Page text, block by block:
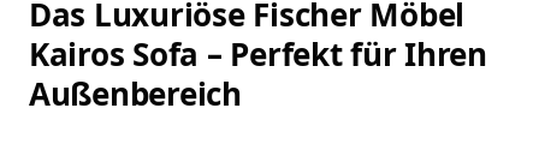
Das Luxuriöse Fischer Möbel
Kairos Sofa – Perfekt für Ihren
Außenbereich